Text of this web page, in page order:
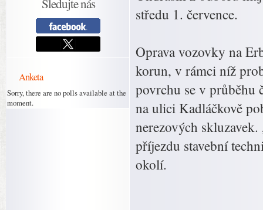
Sledujte nás
Anketa
Sorry, there are no polls available at the
moment.
středu 1. července.
Oprava vozovky na
korun, v rámci níž
povrchu se v průběhu
na ulici Kadláčkově
nerezových
příjezdu stavební
okolí.